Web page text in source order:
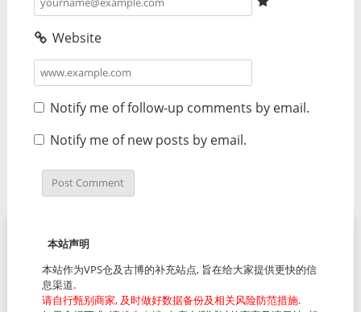
Website
Notify me of follow-up comments by email.
Notify me of new posts by email.
本站声明
本站作为VPS仓及古博的补充站点, 旨在给大家提供更快的信
息渠道.
请自行甄别商家, 及时做好数据备份及相关风险防范措施.